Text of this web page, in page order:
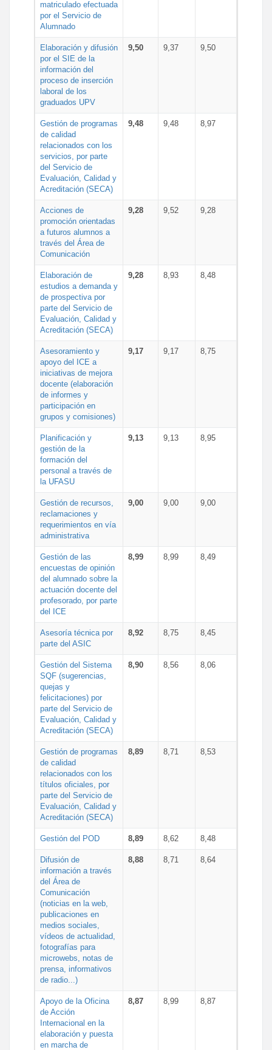
matriculado efectuada
por el Servicio de
Alumnado
Elaboración y difusión
por el SIE de la
información del
proceso de inserción
laboral de los
graduados UPV
9,50 9,37 9,50
Gestión de programas
de calidad
relacionados con los
servicios, por parte
del Servicio de
Evaluación, Calidad y
Acreditación (SECA)
9,48 9,48 8,97
Acciones de
promoción orientadas
a futuros alumnos a
través del Área de
Comunicación
9,28 9,52 9,28
Elaboración de
estudios a demanda y
de prospectiva por
parte del Servicio de
Evaluación, Calidad y
Acreditación (SECA)
9,28 8,93 8,48
Asesoramiento y
apoyo del ICE a
iniciativas de mejora
docente (elaboración
de informes y
participación en
grupos y comisiones)
9,17 9,17 8,75
Planificación y
gestión de la
formación del
personal a través de
la UFASU
9,13 9,13 8,95
Gestión de recursos,
reclamaciones y
requerimientos en vía
administrativa
9,00 9,00 9,00
Gestión de las
encuestas de opinión
del alumnado sobre la
actuación docente del
profesorado, por parte
del ICE
8,99 8,99 8,49
Asesoría técnica por
parte del ASIC
8,92 8,75 8,45
Gestión del Sistema
SQF (sugerencias,
quejas y
felicitaciones) por
parte del Servicio de
Evaluación, Calidad y
Acreditación (SECA)
8,90 8,56 8,06
Gestión de programas
de calidad
relacionados con los
títulos oficiales, por
parte del Servicio de
Evaluación, Calidad y
Acreditación (SECA)
8,89 8,71 8,53
Gestión del POD 8,89 8,62 8,48
Difusión de
información a través
del Área de
Comunicación
(noticias en la web,
publicaciones en
medios sociales,
vídeos de actualidad,
fotografías para
microwebs, notas de
prensa, informativos
de radio...)
8,88 8,71 8,64
Apoyo de la Oficina
de Acción
Internacional en la
elaboración y puesta
en marcha de
8,87 8,99 8,87